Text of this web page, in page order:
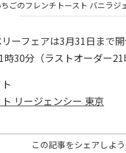
ちごのフレンチトースト バニラジ
ーフェアは3月31日まで
30分（ラストオーダー21
リージェンシー 東京
この記事をシェアしよう